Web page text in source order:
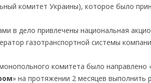
комитет Украины), которое было
в дело привлечены национальная
газотранспортной системы
комитета было направлено
» на протяжении 2 месяцев выполнить